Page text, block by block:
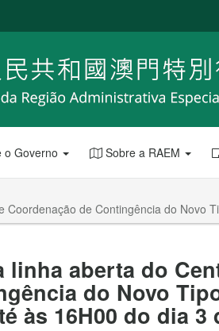
o Governo Sobre a RAEM
de Contingência do
linha aberta do
do Novo
às 16H00 do dia 3